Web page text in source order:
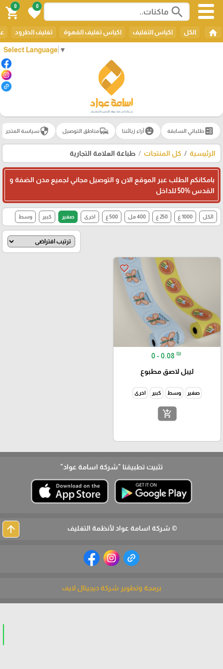
Select Language ▼
search
0
favorite
0
shopping_cart
home الكل اكياس التغليف اكياس تغليف القهوة تغليف الطرود
ballotطلباتي السابقة emoji_emotionsآراء زبائننا commuteمناطق التوصيل securityسياسة المتجر
الرئيسية كل المنتجات طباعة العلامة التجارية
بامكانكم الطلب عبر الموقع الان و التوصيل مجاني لجميع مدن الضفة و
القدس 50‎%‎ للداخل
الكل 1000 غ 250 غ 400 مل 500 غ اخرى صغير كبير وسط
favorite_border
0 - 0.08 ₪
ليبل لاصق مطبوع
صغير وسط كبير اخرى
add_shopping_cart
تثبيت تطبيقنا "شركة اسامة عواد"
© شركة اسامة عواد لأنظمة التغليف arrow_upward
برمجة وتطوير شركة ديجيتال لايف